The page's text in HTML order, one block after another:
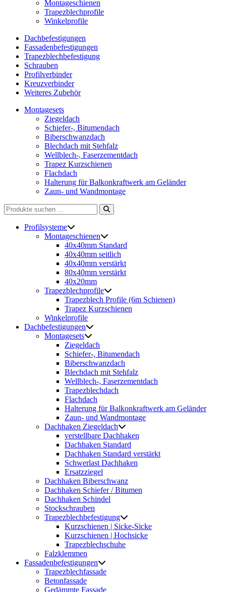
Montageschienen
Trapezblechprofile
Winkelprofile
Dachbefestigungen
Fassadenbefestigungen
Trapezblechbefestigung
Schrauben
Profilverbinder
Kreuzverbinder
Weiteres Zubehör
Montagesets
Ziegeldach
Schiefer-, Bitumendach
Biberschwanzdach
Blechdach mit Stehfalz
Wellblech-, Faserzementdach
Trapez Kurzschienen
Flachdach
Halterung für Balkonkraftwerk am Geländer
Zaun- und Wandmontage
Suche
nach:
Profilsysteme
Montageschienen
40x40mm Standard
40x40mm seitlich
40x40mm verstärkt
80x40mm verstärkt
40x20mm
Trapezblechprofile
Trapezblech Profile (6m Schienen)
Trapez Kurzschienen
Winkelprofile
Dachbefestigungen
Montagesets
Ziegeldach
Schiefer-, Bitumendach
Biberschwanzdach
Blechdach mit Stehfalz
Wellblech-, Faserzementdach
Trapezblechdach
Flachdach
Halterung für Balkonkraftwerk am Geländer
Zaun- und Wandmontage
Dachhaken Ziegeldach
verstellbare Dachhaken
Dachhaken Standard
Dachhaken Standard verstärkt
Schwerlast Dachhaken
Ersatzziegel
Dachhaken Biberschwanz
Dachhaken Schiefer / Bitumen
Dachhaken Schindel
Stockschrauben
Trapezblechbefestigung
Kurzschienen | Sicke-Sicke
Kurzschienen | Hochsicke
Trapezblechschuhe
Falzklemmen
Fassadenbefestigungen
Trapezblechfassade
Betonfassade
Gedämmte Fassade